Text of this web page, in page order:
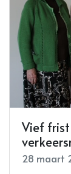
Vief
28 maart